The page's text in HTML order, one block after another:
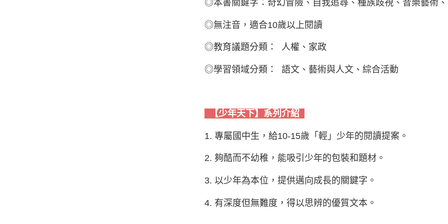
◎本書關鍵字：奇幻冒險、自我追尋、種族歧視、音樂藝術
◎無注音，適合10歲以上閱讀
◎教育議題分類： 人權、家政
◎學習領域分類： 語文、藝術與人文、綜合活動
【少年天下】系列介紹
1. 專屬國中生，給10-15歲「輕」少年的閱讀提案。
2. 夠酷而不幼稚，能吸引少年的包裝和題材。
3. 以少年為本位，提供邁向成長的關鍵字。
4. 有深度但無難度，得以思辨的優質文本。